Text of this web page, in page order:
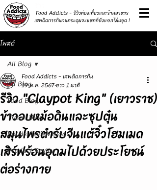
Food Addicts - รีวิวท่องเที่ยวและร้านอาหาร
เสพติดการกินจนกระดุมจะแหกก็ยังแ๑กไม่หยุด !
โพสต์
All Blog
Food Blog
Travel Blog
Hotels Review Blog
Product Review
All Blog
รีวิว "Claypot King" (เยาวราช)
ข้าวอบหม้อดินและซุปตุ๋น
สมุนไพรตำรับจีนแต้จิ๋วโฮมเมด
เสิร์ฟร้อนอุดมไปด้วยประโยชน์
ต่อร่างกาย
Food Addicts - เสพติดการกิน
19 พ.ค. 2567ยาว 1 นาที